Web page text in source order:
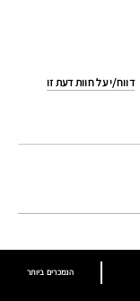
דווח/י על חוות דעת זו
הנמכרים ביותר